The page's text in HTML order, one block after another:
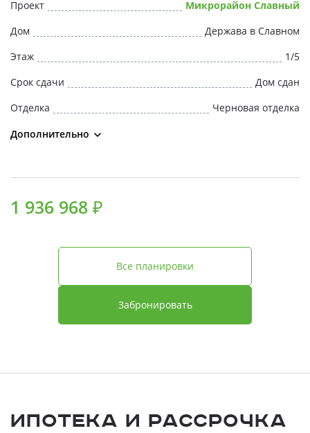
Проект
Микрорайон Славный
Дом
Держава в Славном
Этаж
1/5
Срок сдачи
Дом сдан
Отделка
Черновая отделка
Дополнительно
1 936 968 ₽
Забронировать
Все планировки
Ипотека и Рассрочка